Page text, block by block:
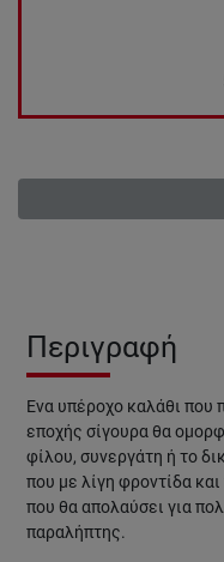
Περιγραφή
Ένα υπέροχο καλάθι που
εποχής σίγουρα θα
φίλου, συνεργάτη ή το
που με λίγη φροντίδα
που θα απολαύσει για
παραλήπτης.